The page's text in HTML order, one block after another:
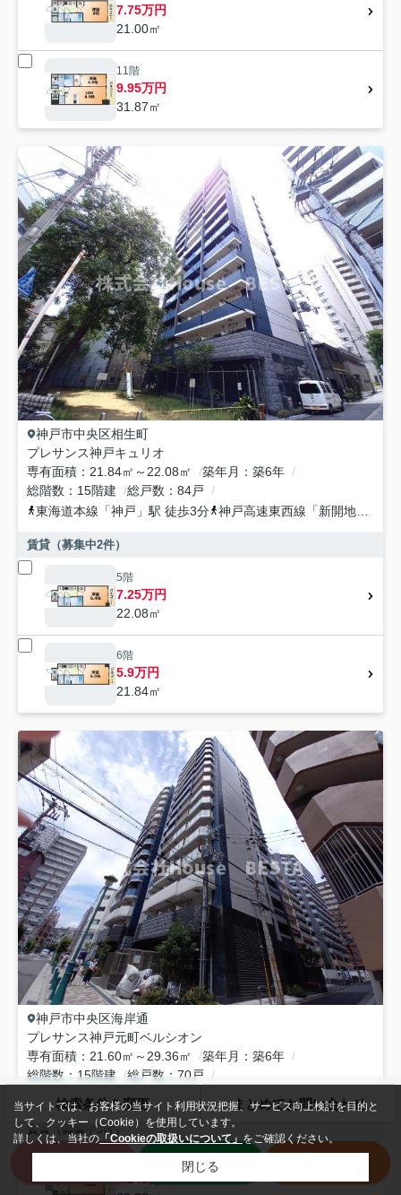
7.75万円
21.00㎡
11階
9.95万円
31.87㎡
神戸市中央区相生町
プレサンス神戸キュリオ
専有面積
21.84㎡～22.08㎡ 築年月
築6年
総階数
15階建 総戸数
84戸
東海道本線 「神戸 」駅 徒歩3分 神戸高速東西線 「新開地
賃貸（募集中2件）
5階
7.25万円
22.08㎡
6階
5.9万円
21.84㎡
神戸市中央区海岸通
プレサンス神戸元町ベルシオン
専有面積
21.60㎡～29.36㎡ 築年月
築6年
総階数
15階建 総戸数
70戸
神戸市海岸線
「 みなと元町 」駅 徒歩3分 神戸高速東西線
賃貸（募集中3件）
8.243万円
検索条件を変更 まとめてお問い合わせ
LINE
当サイトでは、お客様の当サイト利用状況把握、サービス向上検討を目的と
して、クッキー（Cookie）を使用しています。
詳しくは、当社の 「Cookieの取扱いについて」をご確認ください。
閉じる